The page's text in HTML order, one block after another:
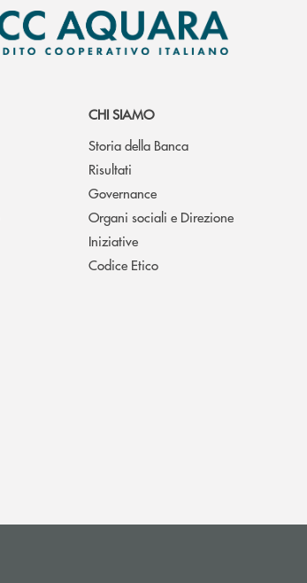
CHI SIAMO
Storia della Banca
Risultati
Governance
Organi sociali e Direzione
Iniziative
Codice Etico